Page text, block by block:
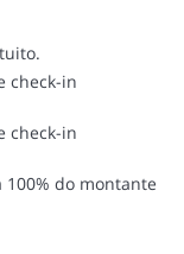
check-in
check-in
100% do montante